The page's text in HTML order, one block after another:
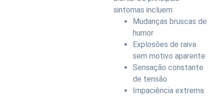
sintomas incluem:
Mudanças bruscas de
humor
Explosões de raiva
sem motivo aparente
Sensação constante
de tensão
Impaciência extrema